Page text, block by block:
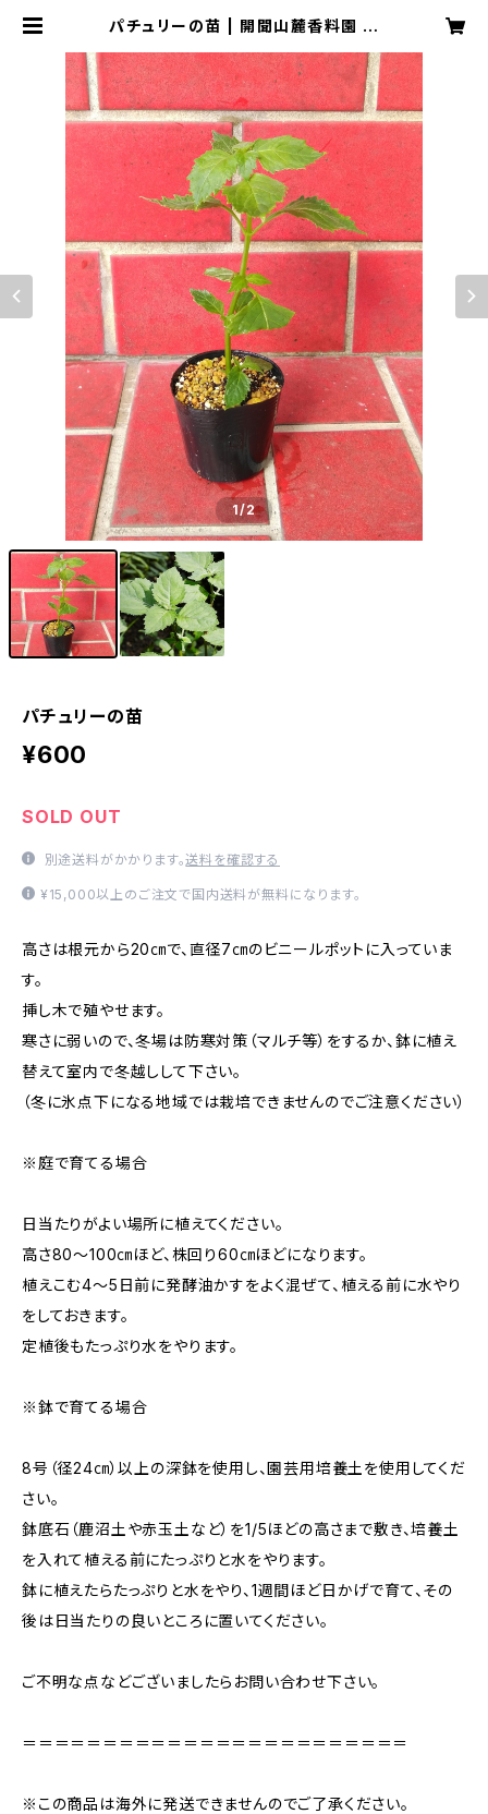
パチュリーの苗 | 開聞山麓香料園 オ
1/2
パチュリーの苗
¥600
SOLD OUT
別途送料がかかります。送料を確認する
¥15,000以上のご注文で国内送料が無料になります。
高さは根元から20㎝で、直径7㎝のビニールポットに入っていま
す。
挿し木で殖やせます。
寒さに弱いので、冬場は防寒対策（マルチ等）をするか、鉢に植え
替えて室内で冬越しして下さい。
（冬に氷点下になる地域では栽培できませんのでご注意ください）
※庭で育てる場合
日当たりがよい場所に植えてください。
高さ80～100㎝ほど、株回り60㎝ほどになります。
植えこむ4～5日前に発酵油かすをよく混ぜて、植える前に水やり
をしておきます。
定植後もたっぷり水をやります。
※鉢で育てる場合
8号（径24㎝）以上の深鉢を使用し、園芸用培養土を使用してくだ
さい。
鉢底石（鹿沼土や赤玉土など）を1/5ほどの高さまで敷き、培養土
を入れて植える前にたっぷりと水をやります。
鉢に植えたらたっぷりと水をやり、1週間ほど日かげで育て、その
後は日当たりの良いところに置いてください。
ご不明な点などございましたらお問い合わせ下さい。
＝＝＝＝＝＝＝＝＝＝＝＝＝＝＝＝＝＝＝＝＝＝＝＝
※この商品は海外に発送できませんのでご了承ください。